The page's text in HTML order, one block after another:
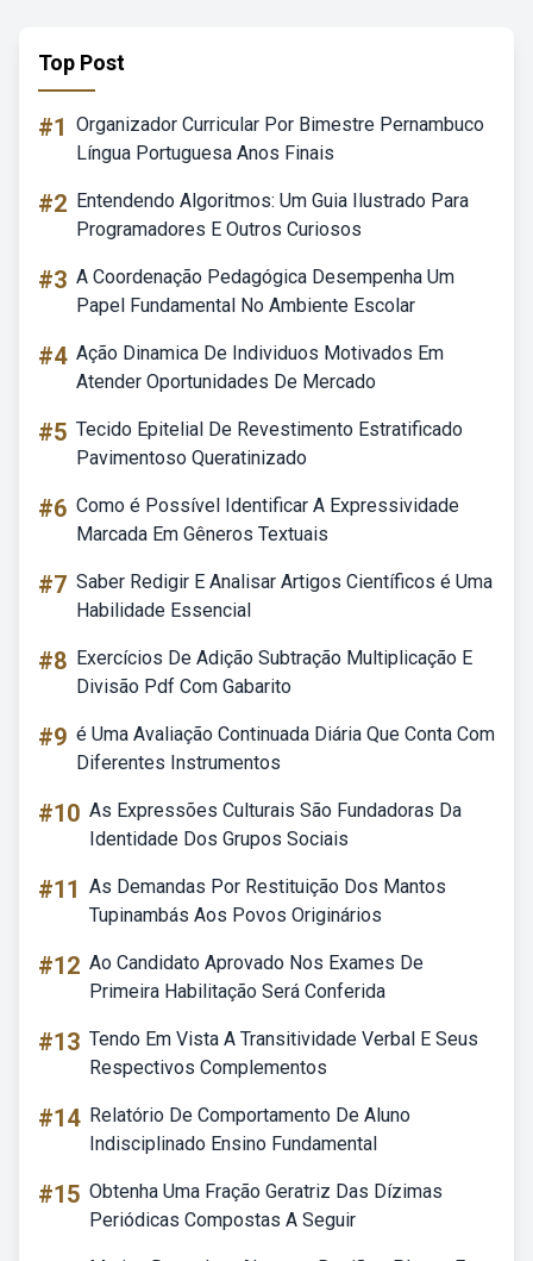
Top Post
#1 Organizador Curricular Por Bimestre Pernambuco
Língua Portuguesa Anos Finais
#2 Entendendo Algoritmos: Um Guia Ilustrado Para
Programadores E Outros Curiosos
#3 A Coordenação Pedagógica Desempenha Um
Papel Fundamental No Ambiente Escolar
#4 Ação Dinamica De Individuos Motivados Em
Atender Oportunidades De Mercado
#5 Tecido Epitelial De Revestimento Estratificado
Pavimentoso Queratinizado
#6 Como é Possível Identificar A Expressividade
Marcada Em Gêneros Textuais
#7 Saber Redigir E Analisar Artigos Científicos é Uma
Habilidade Essencial
#8 Exercícios De Adição Subtração Multiplicação E
Divisão Pdf Com Gabarito
#9 é Uma Avaliação Continuada Diária Que Conta Com
Diferentes Instrumentos
#10 As Expressões Culturais São Fundadoras Da
Identidade Dos Grupos Sociais
#11 As Demandas Por Restituição Dos Mantos
Tupinambás Aos Povos Originários
#12 Ao Candidato Aprovado Nos Exames De
Primeira Habilitação Será Conferida
#13 Tendo Em Vista A Transitividade Verbal E Seus
Respectivos Complementos
#14 Relatório De Comportamento De Aluno
Indisciplinado Ensino Fundamental
#15 Obtenha Uma Fração Geratriz Das Dízimas
Periódicas Compostas A Seguir